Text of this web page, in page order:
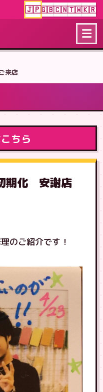
🇯🇵🇬🇧🇨🇳🇹🇼🇰🇷
来店
ちら
化 安謝店
のご紹介です！